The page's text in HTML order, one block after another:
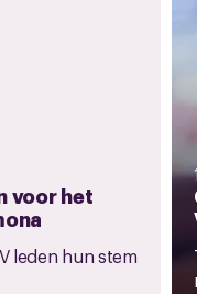
voor het
leden hun stem